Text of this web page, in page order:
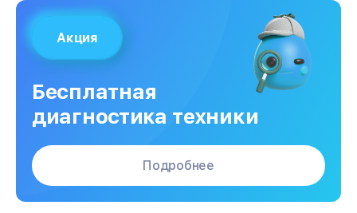
Акция
Бесплатная
диагностика техники
Подробнее